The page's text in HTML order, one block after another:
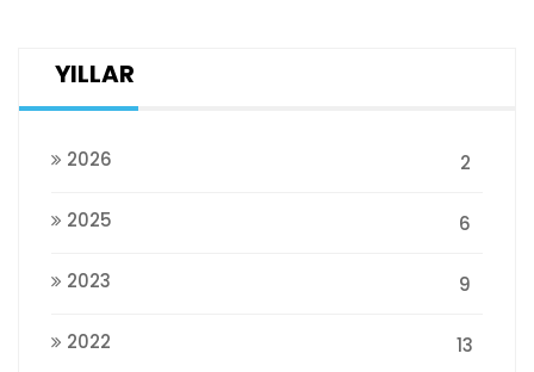
YILLAR
2026 2
2025 6
2023 9
2022 13